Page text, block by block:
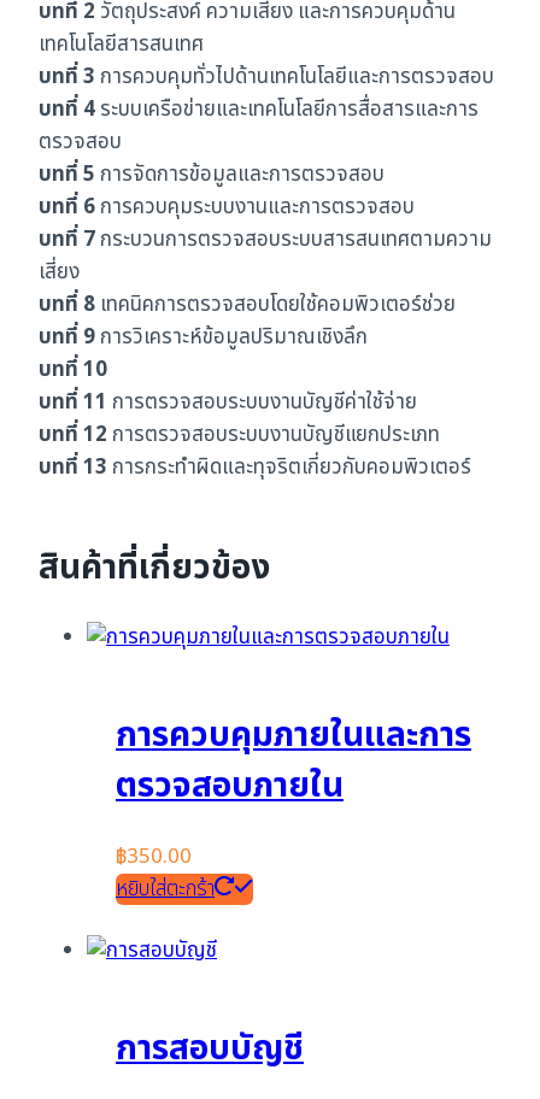
บทที่ 2 วัตถุประสงค์ ความเสี่ยง และการควบคุมด้าน
เทคโนโลยีสารสนเทศ
บทที่ 3 การควบคุมทั่วไปด้านเทคโนโลยีและการตรวจสอบ
บทที่ 4ระบบเครือข่ายและเทคโนโลยีการสื่อสารและการ
ตรวจสอบ
บทที่ 5 การจัดการข้อมูลและการตรวจสอบ
บทที่ 6การควบคุมระบบงานและการตรวจสอบ
บทที่ 7กระบวนการตรวจสอบระบบสารสนเทศตามความ
เสี่ยง
บทที่ 8 เทคนิคการตรวจสอบโดยใช้คอมพิวเตอร์ช่วย
บทที่ 9การวิเคราะห์ข้อมูลปริมาณเชิงลึก
บทที่ 10
บทที่ 11 การตรวจสอบระบบงานบัญชีค่าใช้จ่าย
บทที่ 12 การตรวจสอบระบบงานบัญชีแยกประเภท
บทที่ 13 การกระทำผิดและทุจริตเกี่ยวกับคอมพิวเตอร์
สินค้าที่เกี่ยวข้อง
การควบคุมภายในและการ
ตรวจสอบภายใน
฿350.00
หยิบใส่ตะกร้า
การสอบบัญชี